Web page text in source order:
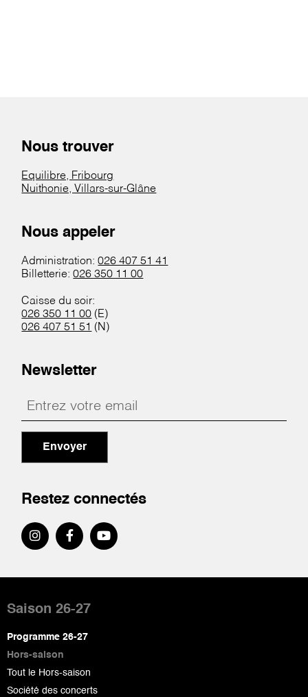
Nous trouver
Equilibre, Fribourg
Nuithonie, Villars-sur-Glâne
Nous appeler
Administration:026 407 51 41
Billetterie:026 350 11 00
Caisse du soir:
026 350 11 00 (E)
026 407 51 51 (N)
Newsletter
Envoyer
Restez connectés
de
page
Saison 26-27
Programme 26-27
Hors-saison
Tout le Hors-saison
Société des concerts